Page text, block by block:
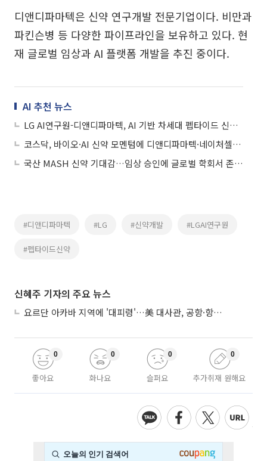
디앤디파마텍은 신약 연구개발 전문기업이다. 비만과
파킨슨병 등 다양한 파이프라인을 보유하고 있다. 현
재 글로벌 임상과 AI 플랫폼 개발을 추진 중이다.
AI 추천 뉴스
LG AI연구원-디앤디파마텍, AI 기반 차세대 펩타이드 신약 공동개발 본격화
코스닥, 바이오·AI 신약 모멘텀에 디앤디파마텍·네이처셀 급등
국산 MASH 신약 기대감…임상 승인에 글로벌 학회서 존재감 뽐내
#디앤디파마텍 #LG #신약개발 #LGAI연구원
#펩타이드신약
신혜주 기자의 주요 뉴스
요르단 아카바 지역에 '대피령'…美 대사관, 공항·항구 접근 금지 권고
좋아요
0
화나요
0
슬퍼요
0
추가취재 원해요
0